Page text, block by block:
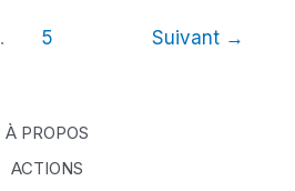
5 Suivant →
À PROPOS
ACTIONS